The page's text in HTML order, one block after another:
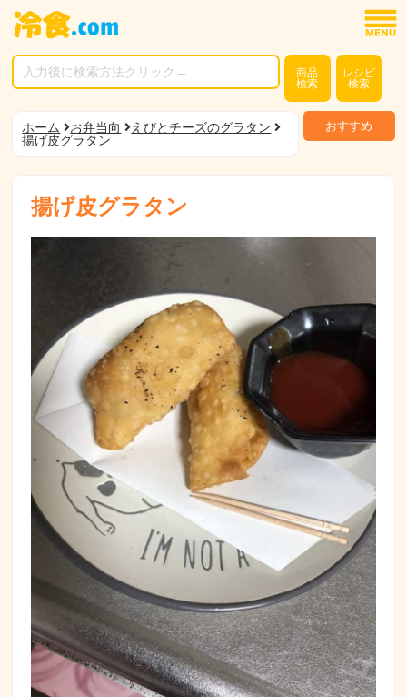
商品
検索
レシピ
検索
ホーム お弁当向
えびとチーズのグラタン
揚げ皮グラタン
おすすめ
揚げ皮グラタン